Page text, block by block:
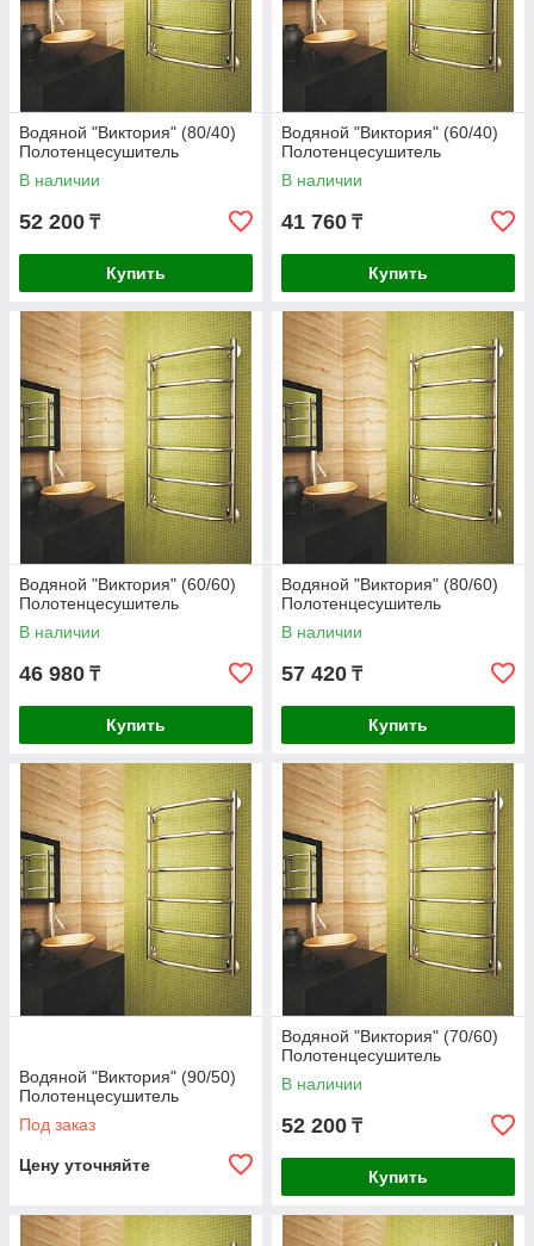
Водяной "Виктория" (80/40)
Полотенцесушитель
В наличии
52 200 ₸
Купить
Водяной "Виктория" (60/40)
Полотенцесушитель
В наличии
41 760 ₸
Купить
Водяной "Виктория" (60/60)
Полотенцесушитель
В наличии
46 980 ₸
Купить
Водяной "Виктория" (80/60)
Полотенцесушитель
В наличии
57 420 ₸
Купить
Водяной "Виктория" (90/50)
Полотенцесушитель
Под заказ
Цену уточняйте
Водяной "Виктория" (70/60)
Полотенцесушитель
В наличии
52 200 ₸
Купить